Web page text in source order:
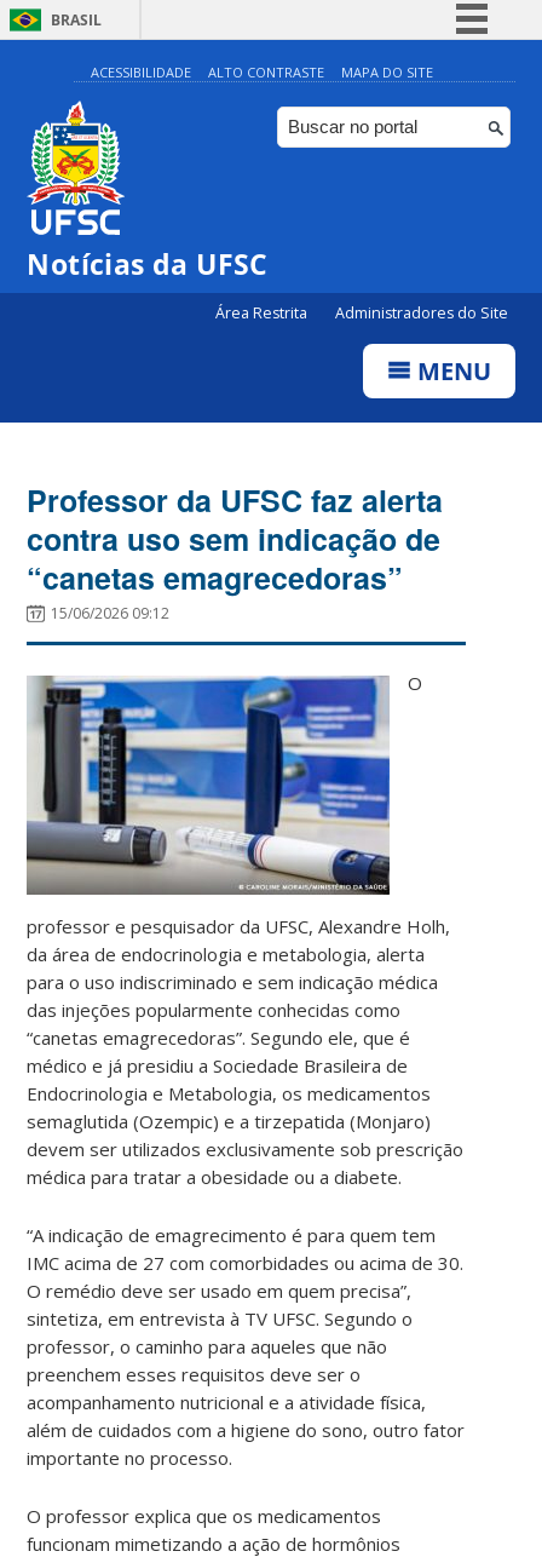
BRASIL
Simplifique!
Comunica BR
Participe
ACESSIBILIDADE ALTO CONTRASTE MAPA DO SITE
Notícias da UFSC
Área Restrita Administradores do Site
MENU
Professor da UFSC faz alerta
contra uso sem indicação de
“canetas emagrecedoras”
15/06/2026 09:12
O
professor e pesquisador da UFSC, Alexandre Holh,
da área de endocrinologia e metabologia, alerta
para o uso indiscriminado e sem indicação médica
das injeções popularmente conhecidas como
“canetas emagrecedoras”. Segundo ele, que é
médico e já presidiu a Sociedade Brasileira de
Endocrinologia e Metabologia, os medicamentos
semaglutida (Ozempic) e a tirzepatida (Monjaro)
devem ser utilizados exclusivamente sob prescrição
médica para tratar a obesidade ou a diabete.
“A indicação de emagrecimento é para quem tem
IMC acima de 27 com comorbidades ou acima de 30.
O remédio deve ser usado em quem precisa”,
sintetiza, em entrevista à TV UFSC. Segundo o
professor, o caminho para aqueles que não
preenchem esses requisitos deve ser o
acompanhamento nutricional e a atividade física,
além de cuidados com a higiene do sono, outro fator
importante no processo.
O professor explica que os medicamentos
funcionam mimetizando a ação de hormônios